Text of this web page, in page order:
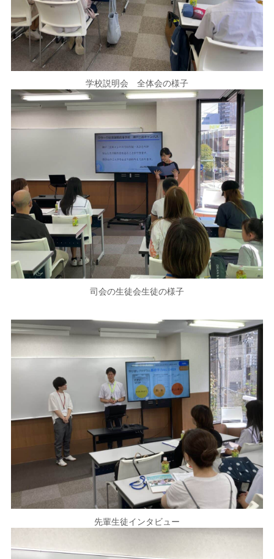
学校説明会 全体会の様子
司会の生徒会生徒の様子
先輩生徒インタビュー